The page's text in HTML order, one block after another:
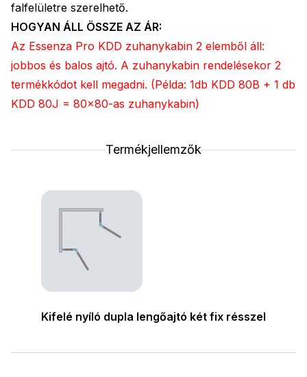
falfelületre szerelhető.
HOGYAN ÁLL ÖSSZE AZ ÁR:
Az Essenza Pro KDD zuhanykabin 2 elemből áll:
jobbos és balos ajtó. A zuhanykabin rendelésekor 2
termékkódot kell megadni. (Példa: 1db KDD 80B + 1 db
KDD 80J = 80x80-as zuhanykabin)
Termékjellemzők
Kifelé nyíló dupla lengőajtó két fix résszel